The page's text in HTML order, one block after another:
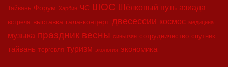
Тайвань Форум Харбин ЧС ШОС Шёлковый путь азиада
встреча выставка гала-концерт двесессии космос медицина
музыка праздник весны синьцзян сотрудничество спутник
тайвань торговля туризм экология экономика